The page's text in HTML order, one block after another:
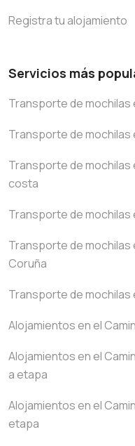
Registra tu alojamiento
Servicios más
Transporte de mochilas
Transporte de mochilas
Transporte de mochilas
costa
Transporte de mochilas
Transporte de mochilas
Coruña
Transporte de mochilas
Alojamientos en el
Alojamientos en el
a etapa
Alojamientos en el
etapa